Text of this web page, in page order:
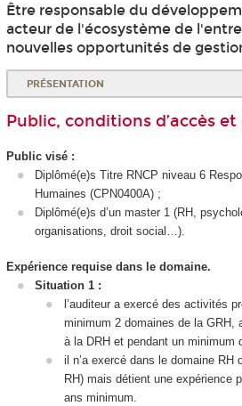
Être responsable du
acteur de l'écosystème de
nouvelles opportunités de
PRÉSENTATION
Public, conditions d’accès
Public visé :
Diplômé(e)s Titre RNCP niveau 6
Humaines (CPN0400A) ;
Diplômé(e)s d’un master 1 (RH,
organisations, droit social…).
Expérience requise dans le domaine.
Situation 1 :
l’auditeur a exercé des activités
minimum 2 domaines de la GRH,
à la DRH et pendant un minimum
il n’a exercé dans le domaine RH
RH) mais détient une expérience
ans minimum.